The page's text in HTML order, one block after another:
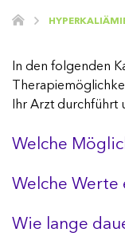
Suchen
In den folgenden
Ihr Arzt durchführt
Welche
Welche
Wie lange